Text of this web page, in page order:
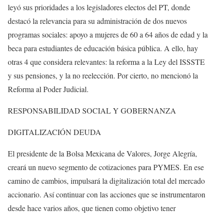
leyó sus prioridades a los legisladores electos del PT, donde
destacó la relevancia para su administración de dos nuevos
programas sociales: apoyo a mujeres de 60 a 64 años de edad y la
beca para estudiantes de educación básica pública. A ello, hay
otras 4 que considera relevantes: la reforma a la Ley del ISSSTE
y sus pensiones, y la no reelección. Por cierto, no mencionó la
Reforma al Poder Judicial.
RESPONSABILIDAD SOCIAL Y GOBERNANZA
DIGITALIZACIÓN DEUDA
El presidente de la Bolsa Mexicana de Valores, Jorge Alegría,
creará un nuevo segmento de cotizaciones para PYMES. En ese
camino de cambios, impulsará la digitalización total del mercado
accionario. Así continuar con las acciones que se instrumentaron
desde hace varios años, que tienen como objetivo tener